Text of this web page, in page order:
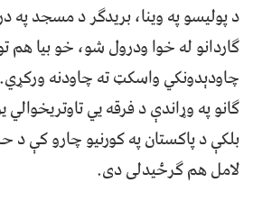
د پولیسو په وینا، بریدګر د مسجد په
ګاردانو له خوا ودرول شو، خو بیا هم
چاودېدونکي واسکټ ته چاودنه
ګانو په وړاندې د فرقه یي تاوتریخوالي
بلکې د پاکستان په کورنیو چارو کې د
لامل هم ګرځیدلی دی.